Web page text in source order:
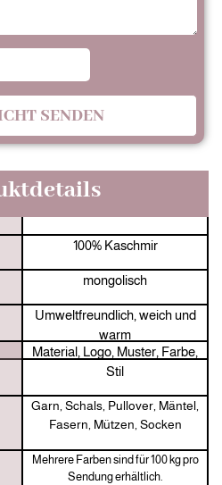
SENDEN
100% Kaschmir
mongolisch
Umweltfreundlich, weich und
warm
Material, Logo, Muster, Farbe,
Stil
Garn, Schals, Pullover, Mäntel,
Fasern, Mützen, Socken
Mehrere Farben sind für 100 kg pro
Sendung erhältlich.